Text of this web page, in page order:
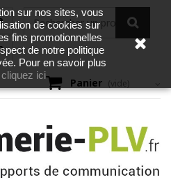
Panier (vide)
sur nos sites, vous
de cookies sur
fins promotionnelles
de notre politique
Pour en savoir plus
cliquez ici